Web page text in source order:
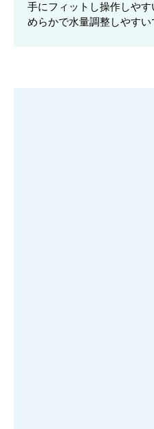
手にフィットし操作しや
めらかで水量調整しやすい